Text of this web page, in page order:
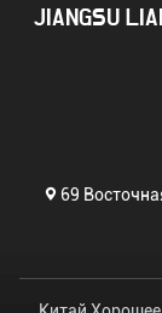
JIANGSU
69